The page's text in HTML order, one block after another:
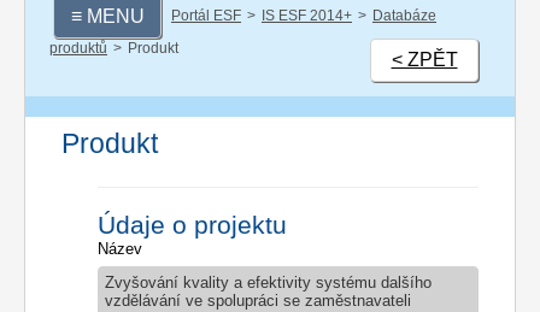
≡ MENU Portál ESF IS ESF 2014+
Databáze
produktů
Produkt
< ZPĚT
Produkt
Údaje o projektu
Název
Zvyšování kvality a efektivity systému dalšího
vzdělávání ve spolupráci se zaměstnavateli